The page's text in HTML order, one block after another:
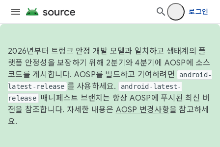
로그인
2026년부터 트렁크 안정 개발 모델과 일치하고 생태계의 플
랫폼 안정성을 보장하기 위해 2분기와 4분기에 AOSP에 소스
코드를 게시합니다. AOSP를 빌드하고 기여하려면
android-
latest-release 를 사용하세요.
android-latest-
release
매니페스트 브랜치는 항상 AOSP에 푸시된 최신 버
전을 참조합니다. 자세한 내용은 AOSP 변경사항을 참고하세
요.